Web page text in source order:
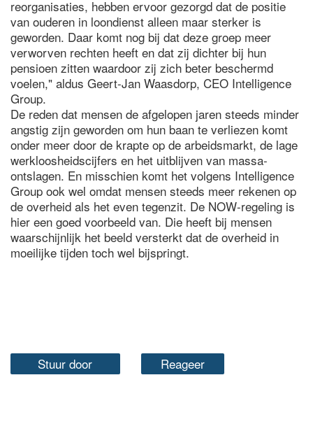
reorganisaties, hebben ervoor gezorgd dat de positie
van ouderen in loondienst alleen maar sterker is
geworden. Daar komt nog bij dat deze groep meer
verworven rechten heeft en dat zij dichter bij hun
pensioen zitten waardoor zij zich beter beschermd
voelen," aldus Geert-Jan Waasdorp, CEO Intelligence
Group.
De reden dat mensen de afgelopen jaren steeds minder
angstig zijn geworden om hun baan te verliezen komt
onder meer door de krapte op de arbeidsmarkt, de lage
werkloosheidscijfers en het uitblijven van massa-
ontslagen. En misschien komt het volgens Intelligence
Group ook wel omdat mensen steeds meer rekenen op
de overheid als het even tegenzit. De NOW-regeling is
hier een goed voorbeeld van. Die heeft bij mensen
waarschijnlijk het beeld versterkt dat de overheid in
moeilijke tijden toch wel bijspringt.
Stuur door Reageer